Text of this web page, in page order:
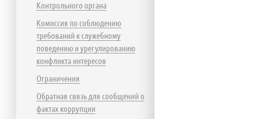
Контрольного органа
Комиссия по соблюдению
требований к служебному
поведению и урегулированию
конфликта интересов
Ограничения
Обратная связь для сообщений о
фактах коррупции